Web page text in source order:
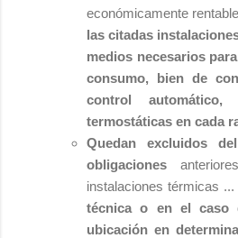
económicamente
las citadas
medios necesarios
consumo, bien de
control
termostáticas en cada
Quedan excluidos
obligaciones
instalaciones térmicas ...
técnica o en el caso
ubicación en